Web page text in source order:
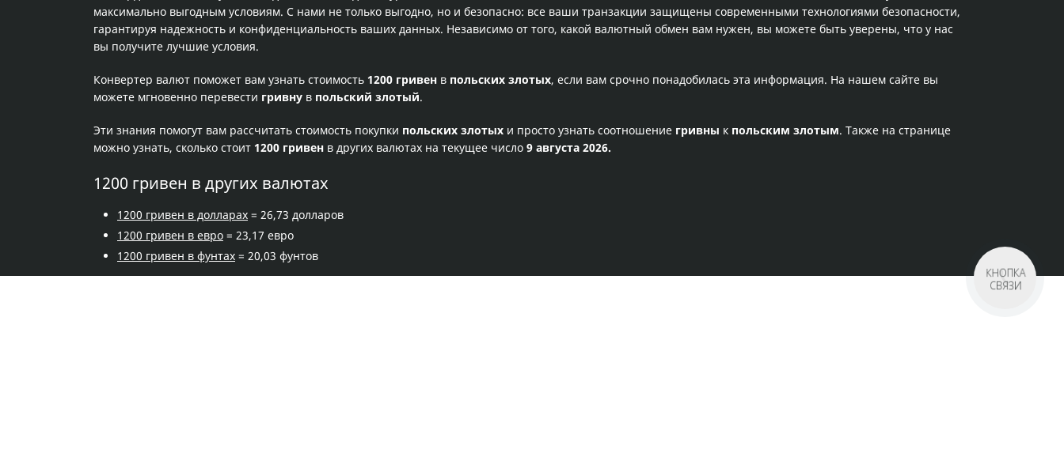
максимально выгодным условиям. С нами не только выгодно, но и безопасно: все ваши транзакции защищены современными технологиями безопасности,
гарантируя надежность и конфиденциальность ваших данных. Независимо от того, какой валютный обмен вам нужен, вы можете быть уверены, что у нас
вы получите лучшие условия.
Конвертер валют поможет вам узнать стоимость 1200 гривен в польских злотых, если вам срочно понадобилась эта информация. На нашем сайте вы
можете мгновенно перевести гривну в польский злотый.
Эти знания помогут вам рассчитать стоимость покупки польских злотых и просто узнать соотношение гривны к польским злотым. Также на странице
можно узнать, сколько стоит 1200 гривен в других валютах на текущее число 9 августа 2026.
1200 гривен в других валютах
1200 гривен в долларах = 26,73 долларов
1200 гривен в евро = 23,17 евро
1200 гривен в фунтах = 20,03 фунтов
КНОПКА
СВЯЗИ